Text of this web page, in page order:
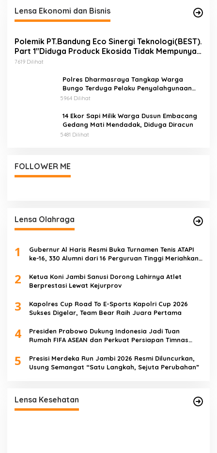
Lensa Ekonomi dan Bisnis
Polemik PT.Bandung Eco Sinergi Teknologi(BEST).
Part 1″Diduga Produck Ekosida Tidak Mempunyai
Izin Edar.
7619 Dilihat
Polres Dharmasraya Tangkap Warga
Bungo Terduga Pelaku Penyalahgunaan
BBM Bersubsidi
5964 Dilihat
14 Ekor Sapi Milik Warga Dusun Embacang
Gedang Mati Mendadak, Diduga Diracun
5481 Dilihat
FOLLOWER ME
Lensa Olahraga
1
Gubernur Al Haris Resmi Buka Turnamen Tenis ATAPI
ke-16, 330 Alumni dari 16 Perguruan Tinggi Meriahkan
2
Ketua Koni Jambi Sanusi Dorong Lahirnya Atlet
Berprestasi Lewat Kejurprov
3
Kapolres Cup Road To E-Sports Kapolri Cup 2026
Sukses Digelar, Team Bear Raih Juara Pertama
4
Presiden Prabowo Dukung Indonesia Jadi Tuan
Rumah FIFA ASEAN dan Perkuat Persiapan Timnas
5
Presisi Merdeka Run Jambi 2026 Resmi Diluncurkan,
Usung Semangat “Satu Langkah, Sejuta Perubahan”
Lensa Kesehatan
Prima